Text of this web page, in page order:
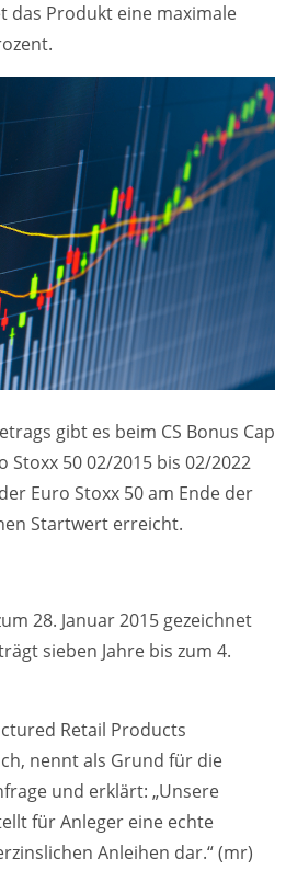
das Produkt eine maximale
gibt es beim CS Bonus Cap
Stoxx 50 02/2015 bis 02/2022
Euro Stoxx 50 am Ende der
Startwert erreicht.
28. Januar 2015 gezeichnet
sieben Jahre bis zum 4.
Retail Products
nennt als Grund für die
und erklärt: „Unsere
für Anleger eine echte
Anleihen dar.“ (mr)